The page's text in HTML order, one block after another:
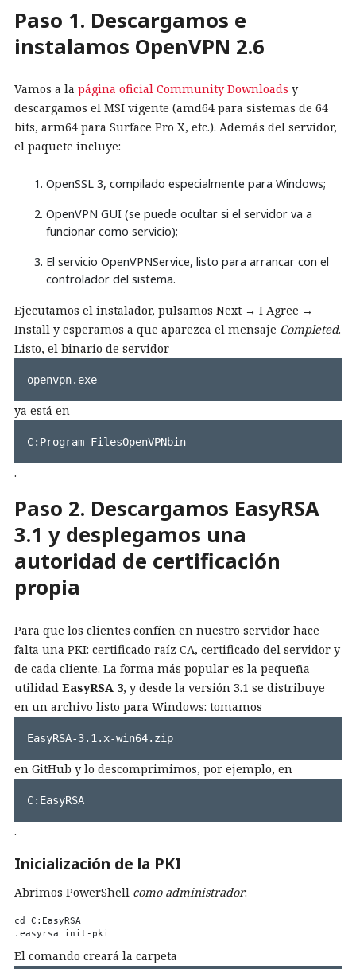
Paso 1. Descargamos e
instalamos OpenVPN 2.6
Vamos a la página oficial Community Downloads y
descargamos el MSI vigente (amd64 para sistemas de 64
bits, arm64 para Surface Pro X, etc.). Además del servidor,
el paquete incluye:
OpenSSL 3, compilado especialmente para Windows;
OpenVPN GUI (se puede ocultar si el servidor va a
funcionar como servicio);
El servicio OpenVPNService, listo para arrancar con el
controlador del sistema.
Ejecutamos el instalador, pulsamos Next → I Agree →
Install y esperamos a que aparezca el mensaje Completed.
Listo, el binario de servidor
openvpn.exe
ya está en
C:Program FilesOpenVPNbin
.
Paso 2. Descargamos EasyRSA
3.1 y desplegamos una
autoridad de certificación
propia
Para que los clientes confíen en nuestro servidor hace
falta una PKI: certificado raíz CA, certificado del servidor y
de cada cliente. La forma más popular es la pequeña
utilidad EasyRSA 3, y desde la versión 3.1 se distribuye
en un archivo listo para Windows: tomamos
EasyRSA-3.1.x-win64.zip
en GitHub y lo descomprimimos, por ejemplo, en
C:EasyRSA
.
Inicialización de la PKI
Abrimos PowerShell como administrador:
cd C:EasyRSA
El comando creará la carpeta